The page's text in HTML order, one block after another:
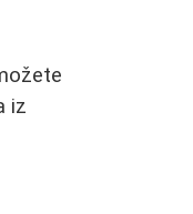
iz